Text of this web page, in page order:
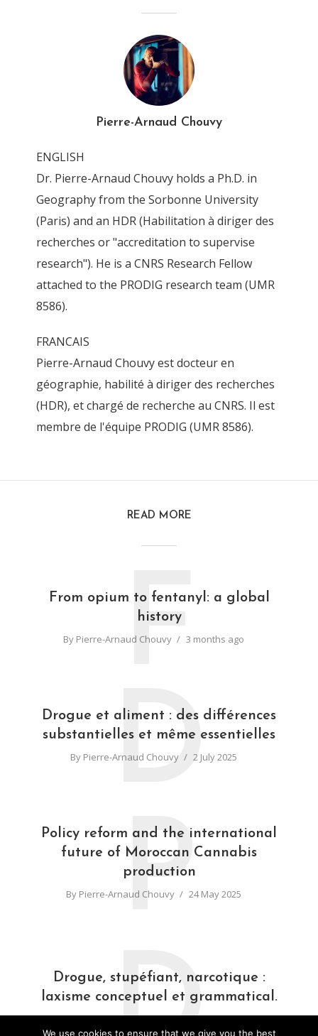
4T6Z0359_DxO
13 April 2016
Pierre-Arnaud Chouvy
ENGLISH
Dr. Pierre-Arnaud Chouvy holds a Ph.D. in
Geography from the Sorbonne University
(Paris) and an HDR (Habilitation à diriger des
recherches or "accreditation to supervise
research"). He is a CNRS Research Fellow
attached to the PRODIG research team (UMR
8586).
FRANCAIS
Pierre-Arnaud Chouvy est docteur en
géographie, habilité à diriger des recherches
(HDR), et chargé de recherche au CNRS. Il est
membre de l'équipe PRODIG (UMR 8586).
READ MORE
From opium to fentanyl: a global
history
By Pierre-Arnaud Chouvy 3 months ago
F
Drogue et aliment : des différences
substantielles et même essentielles
By Pierre-Arnaud Chouvy 2 July 2025
D
Policy reform and the international
future of Moroccan Cannabis
production
By Pierre-Arnaud Chouvy 24 May 2025
P
Drogue, stupéfiant, narcotique :
laxisme conceptuel et grammatical.
ByPierre-Arnaud Chouvy 31 March 2025
We use cookies to ensure that we give you the best